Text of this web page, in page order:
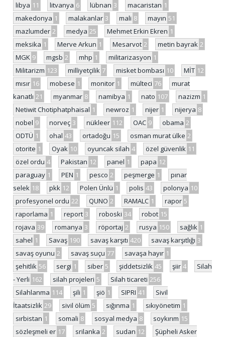
libya 11 litvanya 6 lübnan 3 macaristan 1
makedonya 1 malakanlar 3 mali 8 mayın 51
mazlumder 2 medya 25 Mehmet Erkin Ekren 1
meksika 1 Merve Arkun 1 Mesarvot 2 metin bayrak 2
MGK 9 mgsb 2 mhp 1 militarizasyon 1
Militarizm 123 milliyetçilik 7 misket bombası 10 MİT 12
mısır 16 mobese 1 monitor 1 mülteci 76
murat
kanatlı 21 myanmar 8 namibya 1 nato 107 nazizm 1
Netiwit Chotiphatphaisal 1 newroz 1 nijer 1 nijerya 8
nobel 9 norveç 3 nükleer 112 OAC 9 obama 2
ODTÜ 1 ohal 43 ortadoğu 15 osman murat ülke 2
otorite 1 Oyak 10 oyuncak silah 4 özel güvenlik 11
özel ordu 4 Pakistan 12 panel 1 papa 12
paraguay 1 PEN 1 pesco 2 peşmerge 1
pınar
selek 18 pkk 12 Polen Ünlü 1 polis 43 polonya 10
profesyonel ordu 22 QUNO 2 RAMALC 1 rapor 5
raporlama 1 report 3 roboski 34 robot 15
rojava 39 romanya 3 röportaj 2 rusya 150 sağlık 1
sahel 1 Savaş 190 savaş karşıtı 420 savaş karşıtlığı 3
savaş oyunu 2 savaş suçu 77 savaşa hayır 1
şehitlik 56 sergi 1 siber 5 şiddetsizlik 45 şiir 4
Silah
- Yerli 162 silah projeleri 5 Silah ticareti 256
Silahlanma 114 şili 1 şiö 1 SIPRI 41
Sivil
İtaatsizlik 29 sivil ölüm 5 sığınma 1 sıkıyönetim 1
sırbistan 1 somali 8 sosyal medya 8 soykırım 15
sözleşmeli er 17 srilanka 2 sudan 12
Şüpheli Asker